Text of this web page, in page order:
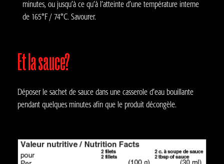
minutes, ou jusqu’à ce qu’à l’atteinte d’une température interne
de 165°F / 74°C. Savourer.
Et la sauce?
Déposer le sachet de sauce dans une casserole d’eau bouillante
pendant quelques minutes afin que le produit décongèle.